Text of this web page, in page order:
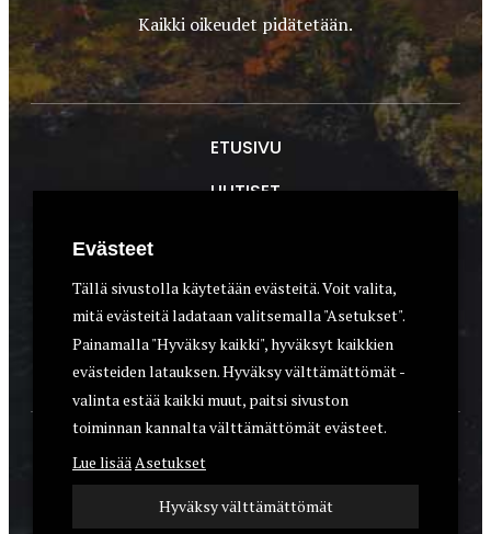
Kaikki oikeudet pidätetään.
ETUSIVU
UUTISET
ASEET & OPTIIKKA
VARUSTEET
KOIRAT
YHTEYSTIEDOT
REKISTERISELOSTE
Evästeet
Tällä sivustolla käytetään evästeitä. Voit valita,
mitä evästeitä ladataan valitsemalla "Asetukset".
Painamalla "Hyväksy kaikki", hyväksyt kaikkien
evästeiden latauksen. Hyväksy välttämättömät -
valinta estää kaikki muut, paitsi sivuston
toiminnan kannalta välttämättömät evästeet.
Lue lisääAsetukset
Hyväksy välttämättömät